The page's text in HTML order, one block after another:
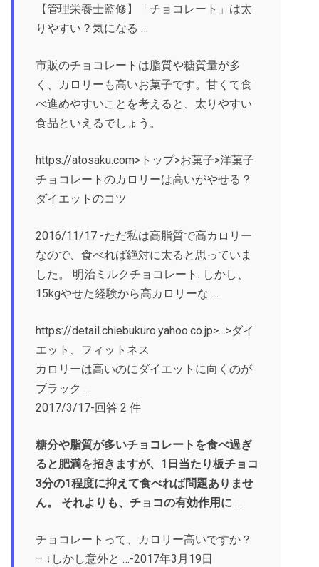
【管理栄養士監修】「チョコレート」は太
りやすい？気になる …
市販のチョコレートは脂質や糖質量が多
く、カロリーも高いお菓子です。甘くて食
べ進めやすいことを考えると、太りやすい
食品といえるでしょう。
https://atosaku.com>トップ>お菓子>洋菓子
チョコレートのカロリーは高いがやせる？
ダイエットのコツ
2016/11/17 -ただ私は高脂質で高カロリー
なので、食べれば絶対に太ると思っていま
した。 明治ミルクチョコレート. しかし、
15kgやせた経験から高カロリーな …
https://detail.chiebukuro.yahoo.co.jp>…>ダイ
エット、フィットネス
カロリーは高いのにダイエットに向くのが
ブラック …
2017/3/17-回答 2 件
糖分や脂質が多いチョコレートを食べ過ぎ
ると肥満を招きますが、1日当たり板チョコ
3分の1程度に抑えて食べれば問題ありませ
ん。 それよりも、チョコの有効作用に …
チョコレートって、カロリー高いですか？
– ↓しかし意外と …-2017年3月19日